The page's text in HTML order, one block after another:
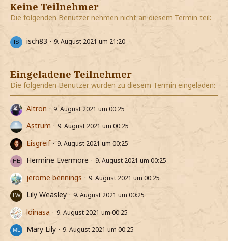
Keine Teilnehmer
Die folgenden Benutzer nehmen nicht an diesem Termin teil:
isch83 9. August 2021 um 21:20
Eingeladene Teilnehmer
Die folgenden Benutzer wurden zu diesem Termin eingeladen:
Altron 9. August 2021 um 00:25
Astrum 9. August 2021 um 00:25
Eisgreif 9. August 2021 um 00:25
Hermine Evermore 9. August 2021 um 00:25
jerome bennings 9. August 2021 um 00:25
Lily Weasley 9. August 2021 um 00:25
loinasa 9. August 2021 um 00:25
Mary Lily 9. August 2021 um 00:25